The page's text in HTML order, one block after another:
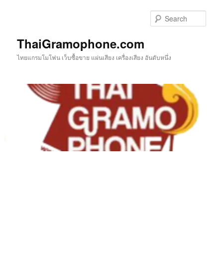
ThaiGramophone.com
ไทยแกรมโมโฟน เว็บซื้อขาย แผ่นเสียง เครื่องเสียง อันดับหนึ่ง